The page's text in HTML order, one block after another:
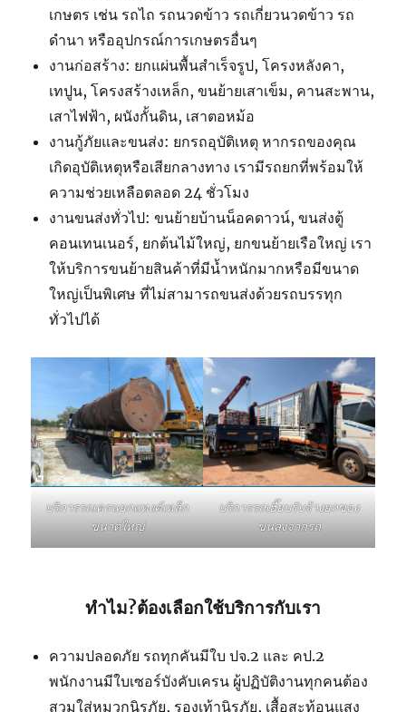
เกษตร เช่น รถไถ รถนวดข้าว รถเกี่ยวนวดข้าว รถ
ดำนา หรืออุปกรณ์การเกษตรอื่นๆ
งานก่อสร้าง: ยกแผ่นพื้นสำเร็จรูป, โครงหลังคา,
เทปูน, โครงสร้างเหล็ก, ขนย้ายเสาเข็ม, คานสะพาน,
เสาไฟฟ้า, ผนังกั้นดิน, เสาตอหม้อ
งานกู้ภัยและขนส่ง: ยกรถอุบัติเหตุ หากรถของคุณ
เกิดอุบัติเหตุหรือเสียกลางทาง เรามีรถยกที่พร้อมให้
ความช่วยเหลือตลอด 24 ชั่วโมง
งานขนส่งทั่วไป: ขนย้ายบ้านน็อคดาวน์, ขนส่งตู้
คอนเทนเนอร์, ยกต้นไม้ใหญ่, ยกขนย้ายเรือใหญ่ เรา
ให้บริการขนย้ายสินค้าที่มีน้ำหนักมากหรือมีขนาด
ใหญ่เป็นพิเศษ ที่ไม่สามารถขนส่งด้วยรถบรรทุก
ทั่วไปได้
บริการรถเครนยกแทงค์เหล็ก
ขนาดใหญ่
บริการรถเฮี๊ยบรับจ้างยกของ
ขนลงจากรถ
ทำไม?ต้องเลือกใช้บริการกับเรา
ความปลอดภัย รถทุกคันมีใบ ปจ.2 และ คป.2
พนักงานมีใบเซอร์บังคับเครน ผู้ปฏิบัติงานทุกคนต้อง
สวมใส่หมวกนิรภัย, รองเท้านิรภัย, เสื้อสะท้อนแสง